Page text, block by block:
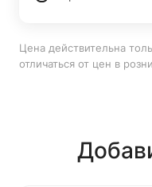
Цена действительна
отличаться от цен в